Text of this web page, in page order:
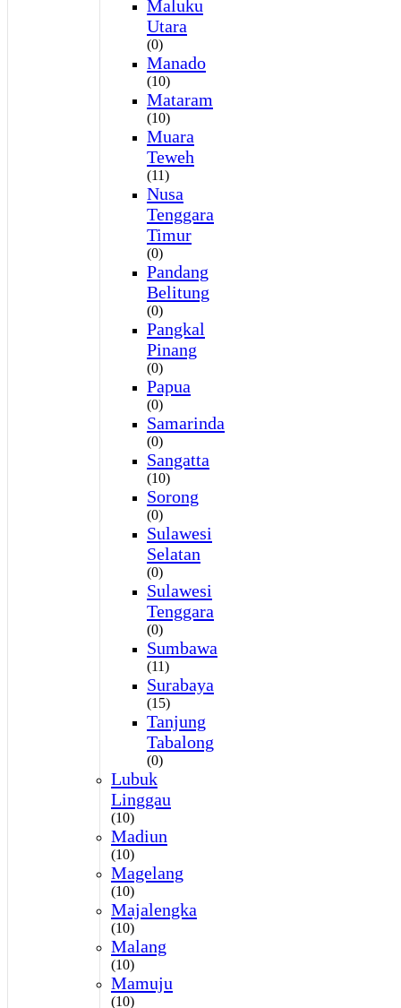
Maluku
Utara
(0)
Manado
(10)
Mataram
(10)
Muara
Teweh
(11)
Nusa
Tenggara
Timur
(0)
Pandang
Belitung
(0)
Pangkal
Pinang
(0)
Papua
(0)
Samarinda
(0)
Sangatta
(10)
Sorong
(0)
Sulawesi
Selatan
(0)
Sulawesi
Tenggara
(0)
Sumbawa
(11)
Surabaya
(15)
Tanjung
Tabalong
(0)
Lubuk
Linggau
(10)
Madiun
(10)
Magelang
(10)
Majalengka
(10)
Malang
(10)
Mamuju
(10)